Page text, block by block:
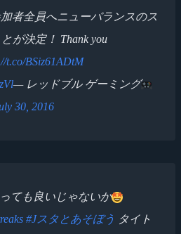
者全員へニューバランスのス
が決定！ Thank you
t.co/BSiz61ADtM
— レッドブル ゲーミング
30, 2016
ても良いじゃないか
#Jスタとあそぼう タイト